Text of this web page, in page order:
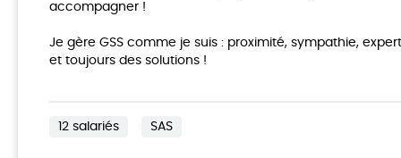
accompagner !
Je gère GSS comme je suis : proximité, sympathie,
et toujours des solutions !
12 salariés SAS